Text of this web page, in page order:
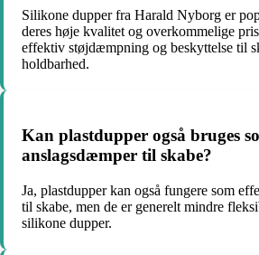
Silikone dupper fra Harald Nyborg er
deres høje kvalitet og overkommelige
effektiv støjdæmpning og beskyttelse til
holdbarhed.
Kan plastdupper også bruges
anslagsdæmper til skabe?
Ja, plastdupper kan også fungere som
til skabe, men de er generelt mindre
silikone dupper.